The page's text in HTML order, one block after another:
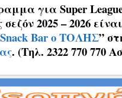
γιαSuper
σεζόν 2025 – 2026
Snack Bar ο ΤΟΛΗΣ”
. (Τηλ. 2322 770 770